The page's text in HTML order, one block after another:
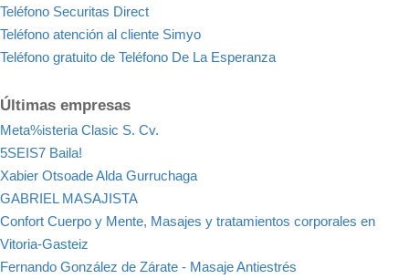
Teléfono Securitas Direct
Teléfono atención al cliente Simyo
Teléfono gratuito de Teléfono De La Esperanza
Últimas empresas
Meta%isteria Clasic S. Cv.
5SEIS7 Baila!
Xabier Otsoade Alda Gurruchaga
GABRIEL MASAJISTA
Confort Cuerpo y Mente, Masajes y tratamientos corporales en
Vitoria-Gasteiz
Fernando González de Zárate - Masaje Antiestrés